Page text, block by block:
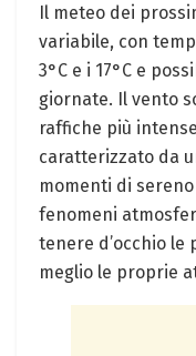
Il meteo dei
variabile, con
3°C e i 17°C e
giornate. Il vento
raffiche più
caratterizzato da
momenti di
fenomeni
tenere d’occhio
meglio le proprie